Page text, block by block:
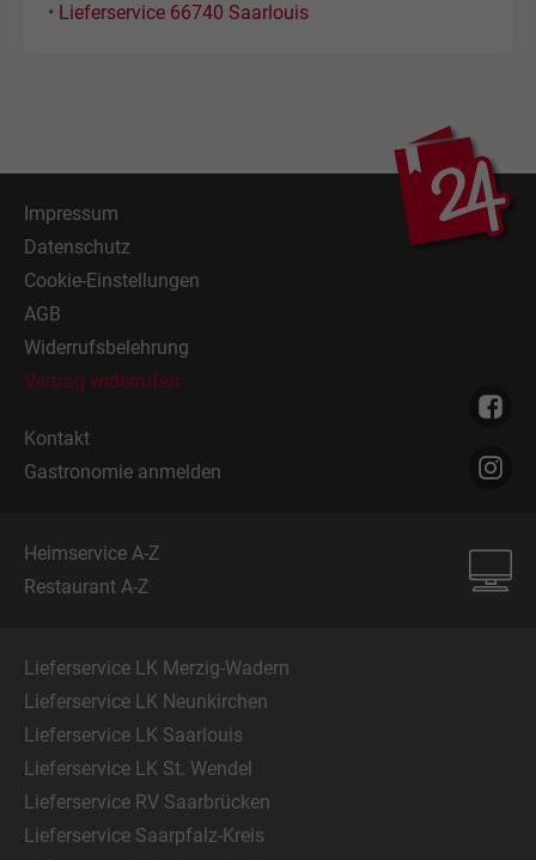
• Lieferservice 66740 Saarlouis
Impressum
Datenschutz
Cookie-Einstellungen
AGB
Widerrufsbelehrung
Vertrag widerrufen
Kontakt
Gastronomie anmelden
Heimservice A-Z
Restaurant A-Z
Lieferservice LK Merzig-Wadern
Lieferservice LK Neunkirchen
Lieferservice LK Saarlouis
Lieferservice LK St. Wendel
Lieferservice RV Saarbrücken
Lieferservice Saarpfalz-Kreis